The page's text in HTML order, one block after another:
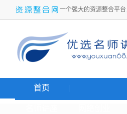
一个强大的资源整合平
首页